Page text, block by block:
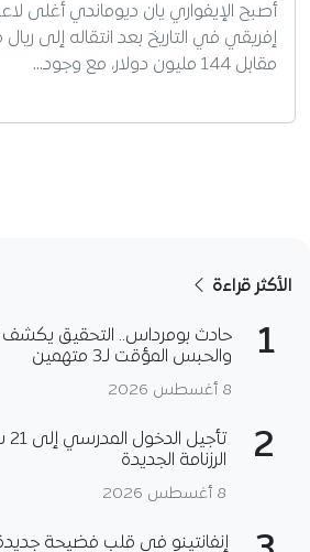
أصبح الإيفواري يان ديوماندي أغلى
إفريقي في التاريخ بعد انتقاله إلى ريال
مقابل 144 مليون دولار، مع وجود…
الأكثر قراءة
1
حادث بومرداس.. التحقيق
والحبس المؤقت لـ3 متهمين
8 أغسطس 2026
2
الرزنامة الجديدة
8 أغسطس 2026
إنفانتينو في قلب فضيحة